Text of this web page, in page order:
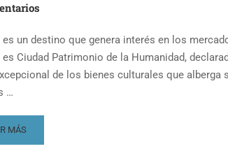
es un destino que genera interés en los
Ciudad Patrimonio de la Humanidad,
de los bienes culturales que alberga
…
MÁS